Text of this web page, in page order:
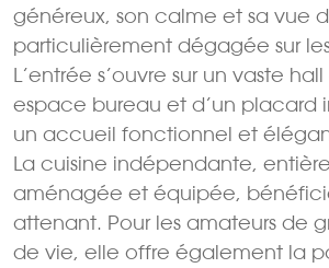
généreux, son calme et sa vue
particulièrement dégagée sur
L’entrée s’ouvre sur un vaste
espace bureau et d’un placard
un accueil fonctionnel et
La cuisine indépendante,
aménagée et équipée,
attenant. Pour les amateurs de
de vie, elle offre également la